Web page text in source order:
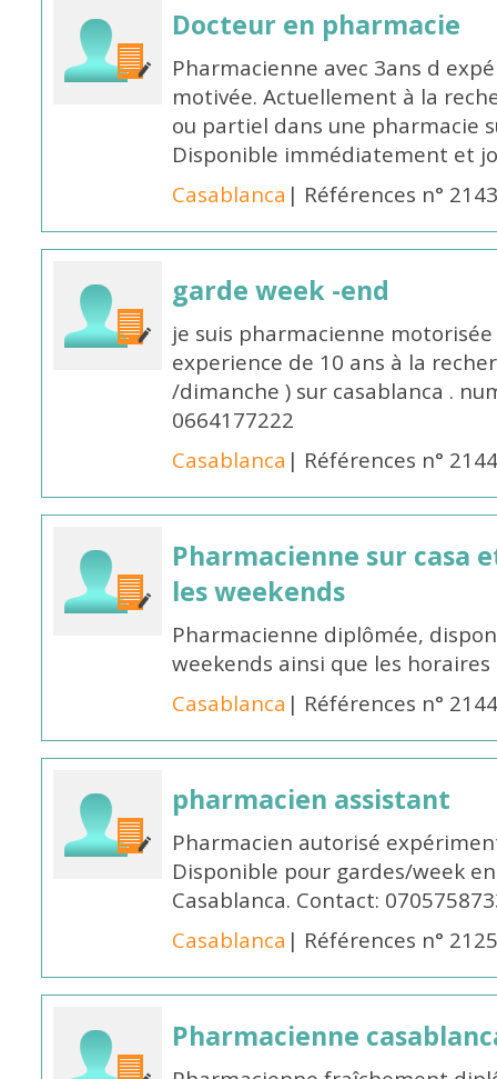
Docteur en pharmacie
Pharmacienne avec 3ans d
motivée. Actuellement à la
ou partiel dans une pharmacie
Disponible immédiatement et
Casablanca | Références n°
garde week -end
je suis pharmacienne
experience de 10 ans à la
/dimanche ) sur casablanca .
0664177222
Casablanca | Références n°
Pharmacienne sur casa
les weekends
Pharmacienne diplômée,
weekends ainsi que les
Casablanca | Références n°
pharmacien assistant
Pharmacien autorisé
Disponible pour gardes/week
Casablanca. Contact:
Casablanca | Références n°
Pharmacienne